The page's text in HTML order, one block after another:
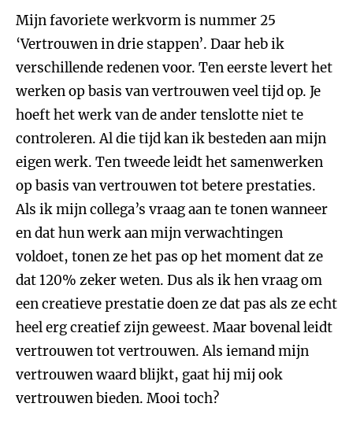
Mijn favoriete werkvorm is nummer 25
‘Vertrouwen in drie stappen’. Daar heb ik
verschillende redenen voor. Ten eerste levert het
werken op basis van vertrouwen veel tijd op. Je
hoeft het werk van de ander tenslotte niet te
controleren. Al die tijd kan ik besteden aan mijn
eigen werk. Ten tweede leidt het samenwerken
op basis van vertrouwen tot betere prestaties.
Als ik mijn collega’s vraag aan te tonen wanneer
en dat hun werk aan mijn verwachtingen
voldoet, tonen ze het pas op het moment dat ze
dat 120% zeker weten. Dus als ik hen vraag om
een creatieve prestatie doen ze dat pas als ze echt
heel erg creatief zijn geweest. Maar bovenal leidt
vertrouwen tot vertrouwen. Als iemand mijn
vertrouwen waard blijkt, gaat hij mij ook
vertrouwen bieden. Mooi toch?